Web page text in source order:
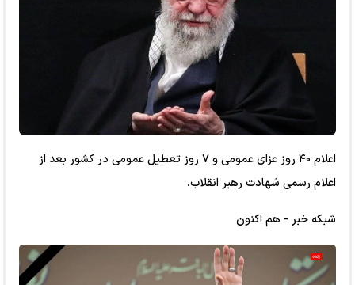
اعلام ۴۰ روز عزای عمومی و ۷ روز تعطیل عمومی در کشور بعد از
اعلام رسمی شهادت رهبر انقلاب.
شبکه خبر - هم اکنون